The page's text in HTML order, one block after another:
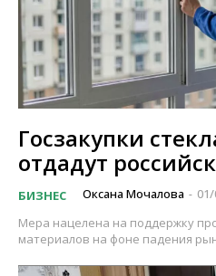
Госзакупки
отдадут
БИЗНЕС Оксана Мочалова -
Мера нацелена на поддержку
материалов на фоне падения